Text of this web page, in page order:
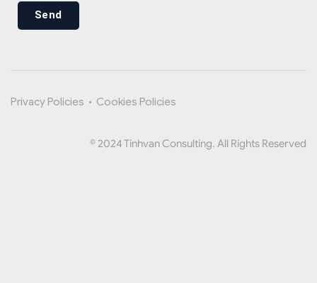
Send
Privacy Policies • Cookies Policies
© 2024 Tinhvan Consulting. All Rights Reserved